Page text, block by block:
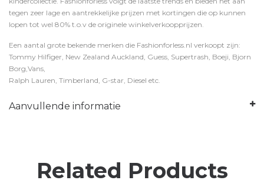
tegen zeer lage en aantrekkelijke prijzen met kortingen die op kunnen
lopen tot wel 80% t.o.v de originele winkelverkoopprijzen.
Een aantal grote bekende merken die Fashionforless.nl verkoopt zijn:
Tommy Hilfiger, New Zealand Auckland, Guess, Supertrash, Boeji, Bjorn
Borg,Vans,
Ralph Lauren, Timberland, G-star, Diesel etc.
Aanvullende informatie
Related Products